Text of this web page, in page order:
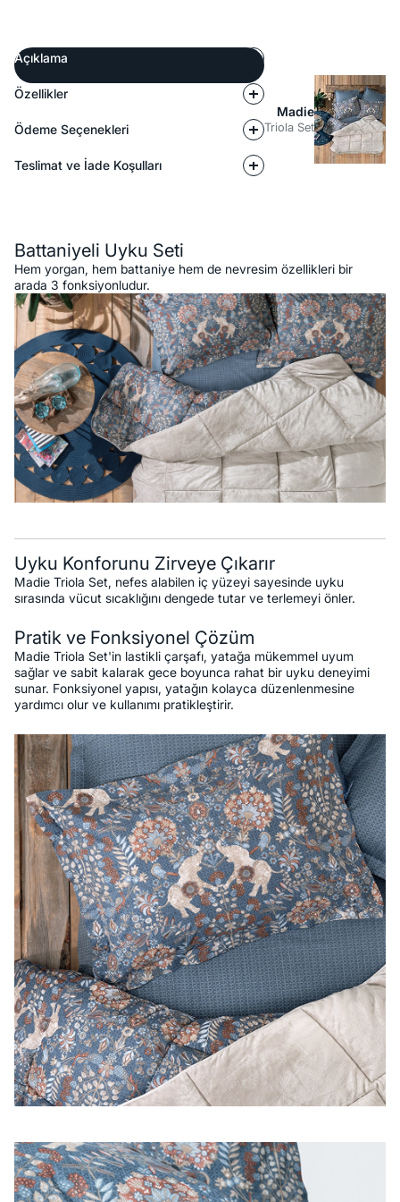
Açıklama
Özellikler
Ödeme Seçenekleri
Teslimat ve İade Koşulları
Madie
Triola Set
Battaniyeli Uyku Seti
Hem yorgan, hem battaniye hem de nevresim özellikleri bir
arada 3 fonksiyonludur.
Uyku Konforunu Zirveye Çıkarır
Madie Triola Set, nefes alabilen iç yüzeyi sayesinde uyku
sırasında vücut sıcaklığını dengede tutar ve terlemeyi önler.
Pratik ve Fonksiyonel Çözüm
Madie Triola Set'in lastikli çarşafı, yatağa mükemmel uyum
sağlar ve sabit kalarak gece boyunca rahat bir uyku deneyimi
sunar. Fonksiyonel yapısı, yatağın kolayca düzenlenmesine
yardımcı olur ve kullanımı pratikleştirir.